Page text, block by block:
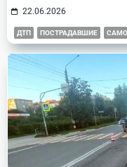
22.06.2026
ДТП ПОСТРАДАВШИЕ